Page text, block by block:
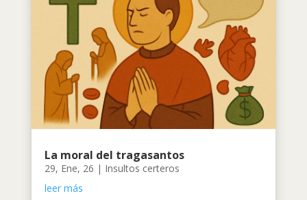
La moral del tragasantos
29, Ene, 26 | Insultos certeros
leer más